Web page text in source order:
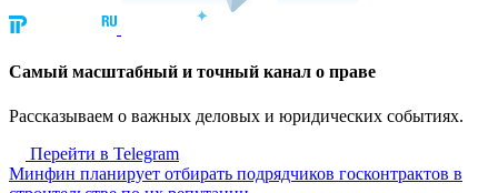
Cамый масштабный и точный канал о праве
Рассказываем о важных деловых и юридических событиях.
Перейти в Telegram
Минфин планирует отбирать подрядчиков госконтрактов в